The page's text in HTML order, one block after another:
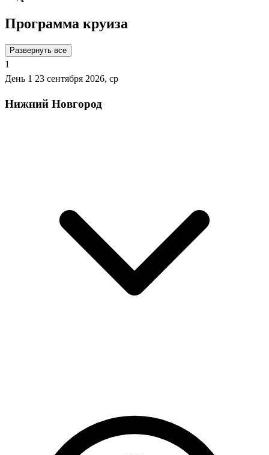
Программа круиза
Развернуть все
1
День 1 23 сентября 2026, ср
Нижний Новгород